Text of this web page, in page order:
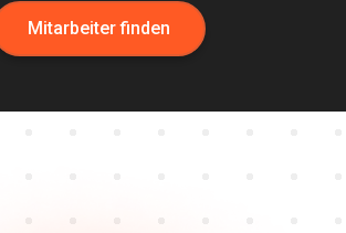
Mitarbeiter finden